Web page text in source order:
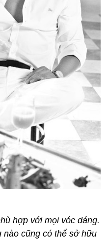
hợp với mọi vóc dáng.
nào cũng có thể sở hữu